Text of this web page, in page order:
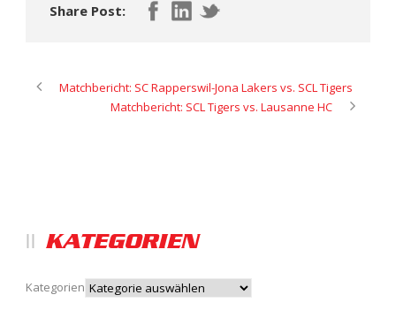
Share Post:
Matchbericht: SC Rapperswil-Jona Lakers vs. SCL Tigers
Matchbericht: SCL Tigers vs. Lausanne HC
KATEGORIEN
Kategorien